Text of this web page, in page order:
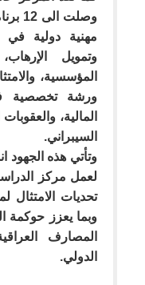
مهنية دولية
وتمويل
ورشة تخصصية
المالية،
السيبراني.
وتأتي هذه الجهود
لعمل مركز
وبما يعزز حوكمة
المصارف
الدولي.